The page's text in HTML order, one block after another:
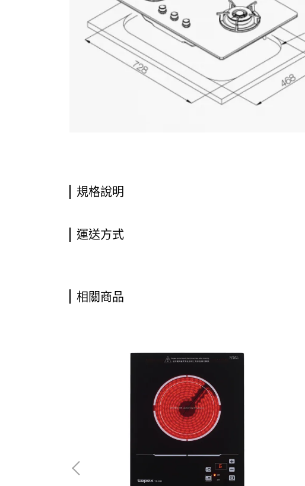
規格說明
運送方式
相關商品